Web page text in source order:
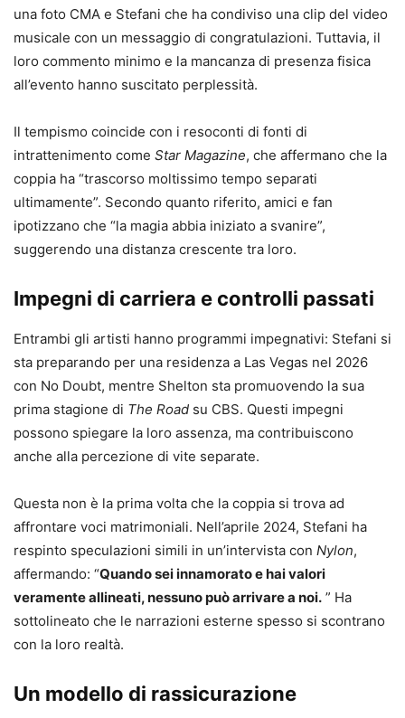
una foto CMA e Stefani che ha condiviso una clip del video
musicale con un messaggio di congratulazioni. Tuttavia, il
loro commento minimo e la mancanza di presenza fisica
all’evento hanno suscitato perplessità.
Il tempismo coincide con i resoconti di fonti di
intrattenimento come Star Magazine, che affermano che la
coppia ha “trascorso moltissimo tempo separati
ultimamente”. Secondo quanto riferito, amici e fan
ipotizzano che “la magia abbia iniziato a svanire”,
suggerendo una distanza crescente tra loro.
Impegni di carriera e controlli passati
Entrambi gli artisti hanno programmi impegnativi: Stefani si
sta preparando per una residenza a Las Vegas nel 2026
con No Doubt, mentre Shelton sta promuovendo la sua
prima stagione di The Road su CBS. Questi impegni
possono spiegare la loro assenza, ma contribuiscono
anche alla percezione di vite separate.
Questa non è la prima volta che la coppia si trova ad
affrontare voci matrimoniali. Nell’aprile 2024, Stefani ha
respinto speculazioni simili in un’intervista con Nylon,
affermando: “Quando sei innamorato e hai valori
veramente allineati, nessuno può arrivare a noi. ” Ha
sottolineato che le narrazioni esterne spesso si scontrano
con la loro realtà.
Un modello di rassicurazione